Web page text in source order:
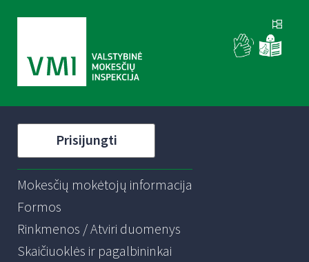
Prisijungti
Mokesčių mokėtojų informacija
Formos
Rinkmenos / Atviri duomenys
Skaičiuoklės ir pagalbininkai